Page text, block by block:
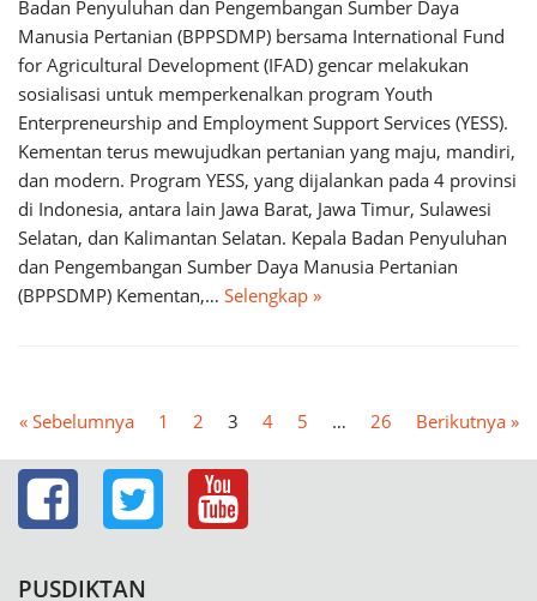
Badan Penyuluhan dan Pengembangan Sumber Daya
Manusia Pertanian (BPPSDMP) bersama International Fund
for Agricultural Development (IFAD) gencar melakukan
sosialisasi untuk memperkenalkan program Youth
Enterpreneurship and Employment Support Services (YESS).
Kementan terus mewujudkan pertanian yang maju, mandiri,
dan modern. Program YESS, yang dijalankan pada 4 provinsi
di Indonesia, antara lain Jawa Barat, Jawa Timur, Sulawesi
Selatan, dan Kalimantan Selatan. Kepala Badan Penyuluhan
dan Pengembangan Sumber Daya Manusia Pertanian
(BPPSDMP) Kementan,… Selengkap »
« Sebelumnya 1 2 3 4 5 … 26 Berikutnya »
PUSDIKTAN